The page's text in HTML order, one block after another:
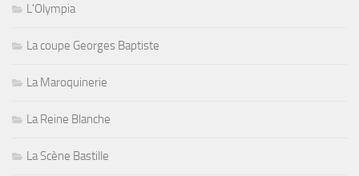
L'Olympia
La coupe Georges Baptiste
La Maroquinerie
La Reine Blanche
La Scène Bastille